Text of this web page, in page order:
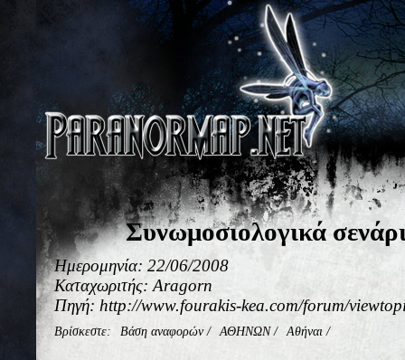
Συνωμοσιολογικά
Ημερομηνία: 22/06/2008
Καταχωριτής: Aragorn
Πηγή: http://www.fourakis-kea.com/forum/
Βρίσκεστε: Βάση αναφορών/ ΑΘΗΝΩΝ/ Αθήναι /